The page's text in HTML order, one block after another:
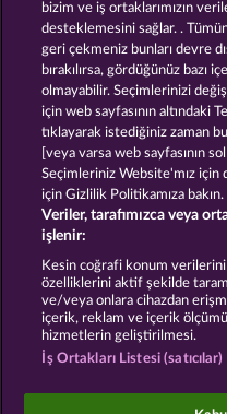
BLACK BEAUTY
Hüküm ve Koşullar
Şirket
İptal
Sosyal casino oyunları
bizim ve iş ortaklarımızın
desteklemesini sağlar. .
geri çekmeniz bunları devre
bırakılırsa, gördüğünüz bazı
olmayabilir. Seçimlerinizi
için web sayfasının altındaki
tıklayarak istediğiniz zaman
[veya varsa web sayfasının
Seçimleriniz Website'mız için
için Gizlilik Politikamıza bakın.
Veriler, tarafımızca veya
işlenir:
Kesin coğrafi konum verilerini
özelliklerini aktif şekilde
ve/veya onlara cihazdan
içerik, reklam ve içerik
hizmetlerin geliştirilmesi.
İş Ortakları Listesi (satıcılar)